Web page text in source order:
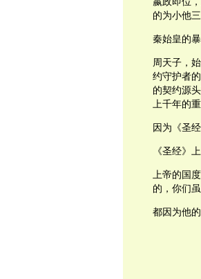
的为小他
秦始皇的
周天子，
约守护者
的契约源
上千年的
因为《圣
《圣经》
上帝的国
的，你们
都因为他